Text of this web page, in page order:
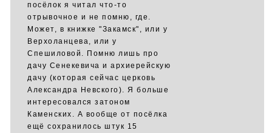
посёлок я читал что-то
отрывочное и не помню, где.
Может, в книжке "Закамск", или у
Верхоланцева, или у
Спешиловой. Помню лишь про
дачу Сенекевича и архиерейскую
дачу (которая сейчас церковь
Александра Невского). Я больше
интересовался затоном
Каменских. А вообще от посёлка
ещё сохранилось штук 15